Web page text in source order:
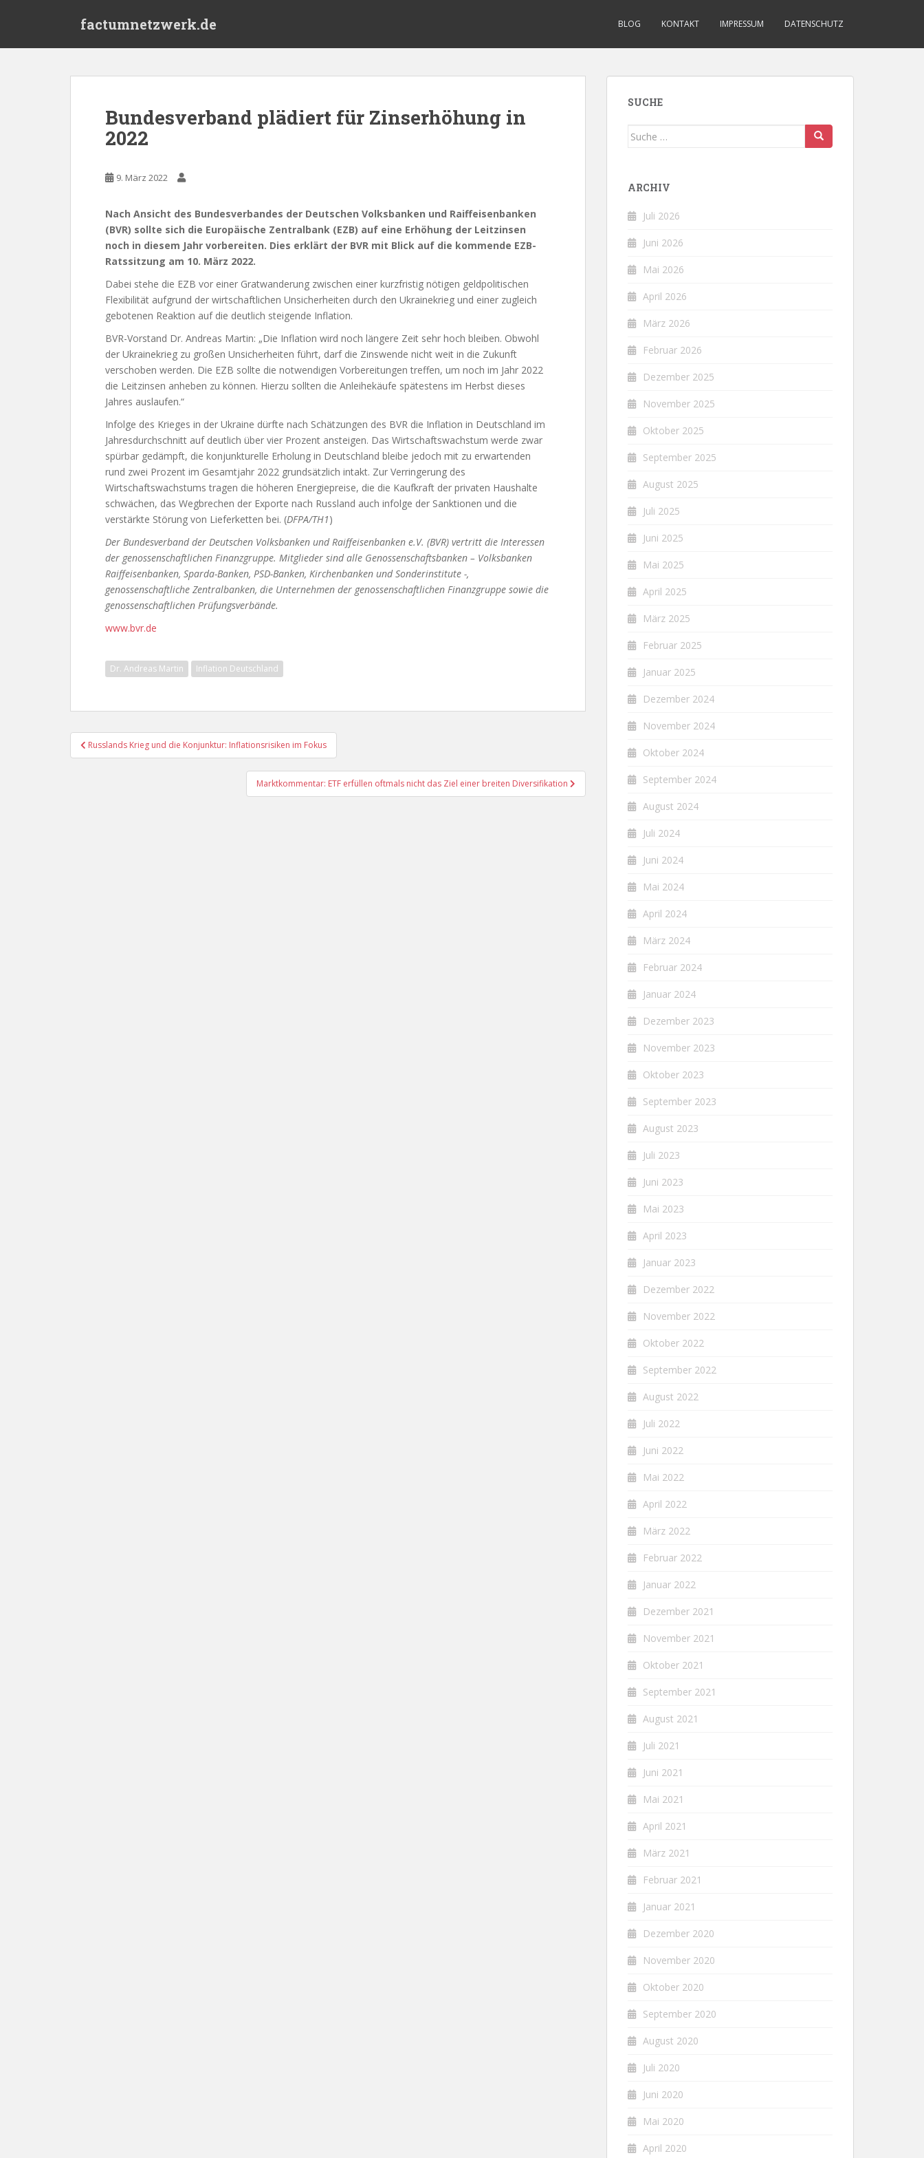
factumnetzwerk.de BLOG KONTAKT IMPRESSUM DATENSCHUTZ
Bundesverband plädiert für Zinserhöhung in
2022
9. März 2022
Nach Ansicht des Bundesverbandes der Deutschen Volksbanken und Raiffeisenbanken
(BVR) sollte sich die Europäische Zentralbank (EZB) auf eine Erhöhung der Leitzinsen
noch in diesem Jahr vorbereiten. Dies erklärt der BVR mit Blick auf die kommende EZB-
Ratssitzung am 10. März 2022.
Dabei stehe die EZB vor einer Gratwanderung zwischen einer kurzfristig nötigen geldpolitischen
Flexibilität aufgrund der wirtschaftlichen Unsicherheiten durch den Ukrainekrieg und einer zugleich
gebotenen Reaktion auf die deutlich steigende Inflation.
BVR-Vorstand Dr. Andreas Martin: „Die Inflation wird noch längere Zeit sehr hoch bleiben. Obwohl
der Ukrainekrieg zu großen Unsicherheiten führt, darf die Zinswende nicht weit in die Zukunft
verschoben werden. Die EZB sollte die notwendigen Vorbereitungen treffen, um noch im Jahr 2022
die Leitzinsen anheben zu können. Hierzu sollten die Anleihekäufe spätestens im Herbst dieses
Jahres auslaufen.“
Infolge des Krieges in der Ukraine dürfte nach Schätzungen des BVR die Inflation in Deutschland im
Jahresdurchschnitt auf deutlich über vier Prozent ansteigen. Das Wirtschaftswachstum werde zwar
spürbar gedämpft, die konjunkturelle Erholung in Deutschland bleibe jedoch mit zu erwartenden
rund zwei Prozent im Gesamtjahr 2022 grundsätzlich intakt. Zur Verringerung des
Wirtschaftswachstums tragen die höheren Energiepreise, die die Kaufkraft der privaten Haushalte
schwächen, das Wegbrechen der Exporte nach Russland auch infolge der Sanktionen und die
verstärkte Störung von Lieferketten bei. (DFPA/TH1)
Der Bundesverband der Deutschen Volksbanken und Raiffeisenbanken e.V. (BVR) vertritt die Interessen
der genossenschaftlichen Finanzgruppe. Mitglieder sind alle Genossenschaftsbanken – Volksbanken
Raiffeisenbanken, Sparda-Banken, PSD-Banken, Kirchenbanken und Sonderinstitute -,
genossenschaftliche Zentralbanken, die Unternehmen der genossenschaftlichen Finanzgruppe sowie die
genossenschaftlichen Prüfungsverbände.
www.bvr.de
Dr. Andreas Martin Inflation Deutschland
Beitragsnavigation
Russlands Krieg und die Konjunktur: Inflationsrisiken im Fokus
Marktkommentar: ETF erfüllen oftmals nicht das Ziel einer breiten Diversifikation
SUCHE
Suche
ARCHIV
Juli 2026
Juni 2026
Mai 2026
April 2026
März 2026
Februar 2026
Dezember 2025
November 2025
Oktober 2025
September 2025
August 2025
Juli 2025
Juni 2025
Mai 2025
April 2025
März 2025
Februar 2025
Januar 2025
Dezember 2024
November 2024
Oktober 2024
September 2024
August 2024
Juli 2024
Juni 2024
Mai 2024
April 2024
März 2024
Februar 2024
Januar 2024
Dezember 2023
November 2023
Oktober 2023
September 2023
August 2023
Juli 2023
Juni 2023
Mai 2023
April 2023
Januar 2023
Dezember 2022
November 2022
Oktober 2022
September 2022
August 2022
Juli 2022
Juni 2022
Mai 2022
April 2022
März 2022
Februar 2022
Januar 2022
Dezember 2021
November 2021
Oktober 2021
September 2021
August 2021
Juli 2021
Juni 2021
Mai 2021
April 2021
März 2021
Februar 2021
Januar 2021
Dezember 2020
November 2020
Oktober 2020
September 2020
August 2020
Juli 2020
Juni 2020
Mai 2020
April 2020